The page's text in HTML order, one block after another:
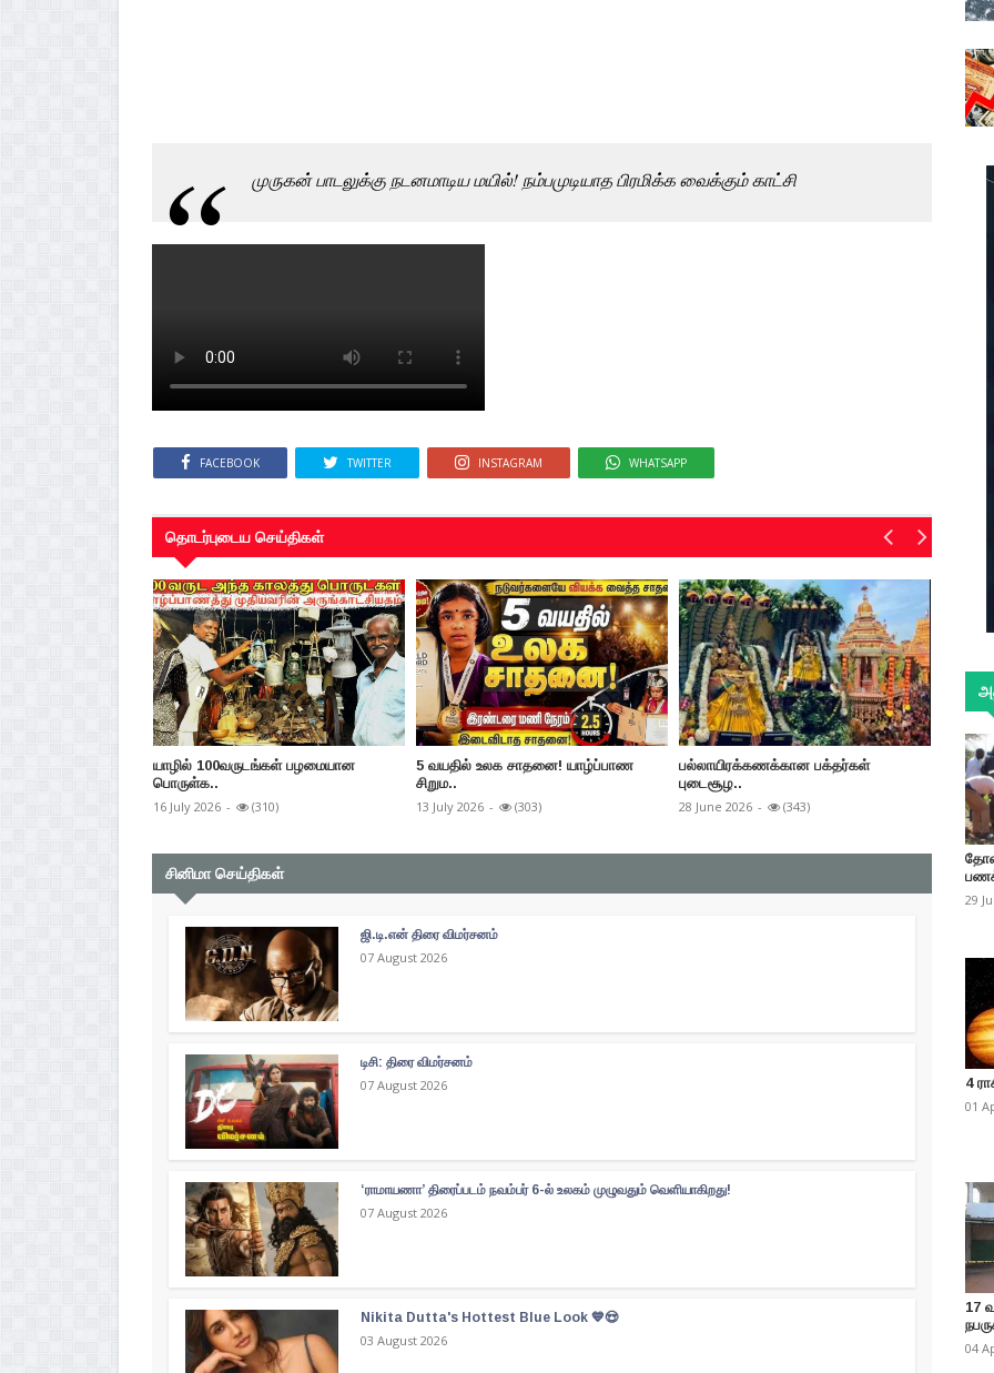
முருகன் பாடலுக்கு நடனமாடிய மயில்! நம்பமுடியாத பிரமிக்க வைக்கும் காட்சி
FACEBOOK TWITTER INSTAGRAM WHATSAPP
தொடர்புடைய செய்திகள்
யாழில் 100வருடங்கள் பழமையான
பொருள்க..
16 July 2026 - (310)
5 வயதில் உலக சாதனை! யாழ்ப்பாண
சிறும..
13 July 2026 - (303)
பல்லாயிரக்கணக்கான பக்தர்கள்
புடைசூழ..
28 June 2026 - (343)
வாயில்
26 June
சினிமா செய்திகள்
ஜி.டி.என் திரை விமர்சனம்
07 August 2026
டிசி: திரை விமர்சனம்
07 August 2026
‘ராமாயணா’ திரைப்படம் நவம்பர் 6-ல் உலகம் முழுவதும் வெளியாகிறது!
07 August 2026
Nikita Dutta's Hottest Blue Look 💙😍
03 August 2026
29
4
01
17
04